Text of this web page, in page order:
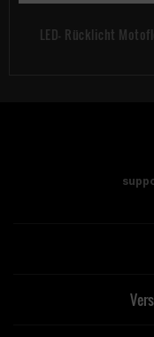
LED- Rücklicht